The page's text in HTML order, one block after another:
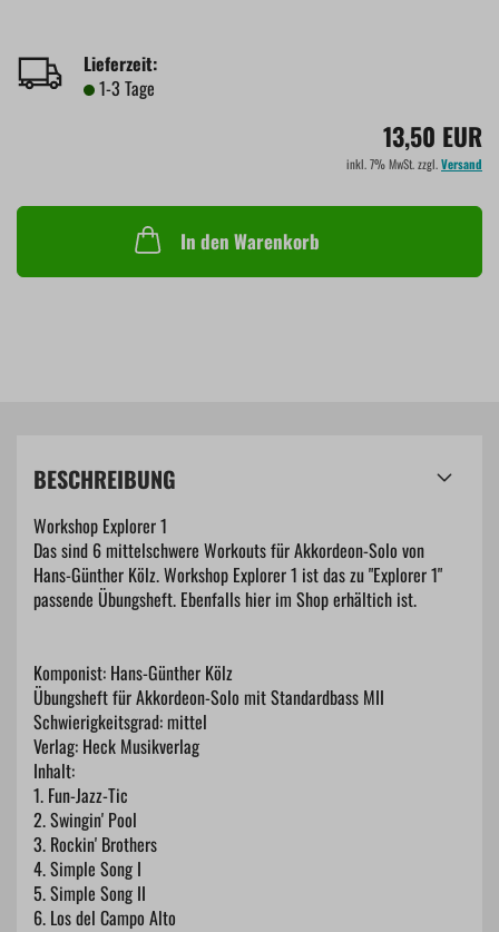
Lieferzeit:
1-3 Tage
13,50 EUR
inkl. 7% MwSt. zzgl.Versand
In den Warenkorb
BESCHREIBUNG
Workshop Explorer 1
Das sind 6 mittelschwere Workouts für Akkordeon-Solo von
Hans-Günther Kölz. Workshop Explorer 1 ist das zu "Explorer 1"
passende Übungsheft. Ebenfalls hier im Shop erhältich ist.
Komponist: Hans-Günther Kölz
Übungsheft für Akkordeon-Solo mit Standardbass MII
Schwierigkeitsgrad: mittel
Verlag: Heck Musikverlag
Inhalt:
1. Fun-Jazz-Tic
2. Swingin' Pool
3. Rockin' Brothers
4. Simple Song I
5. Simple Song II
6. Los del Campo Alto